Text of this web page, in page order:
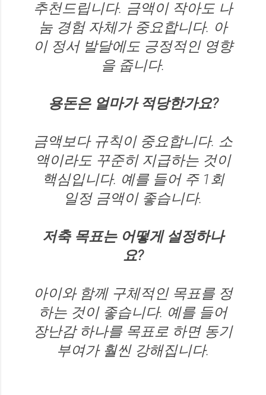
추천드립니다. 금액이 작아도 나
눔 경험 자체가 중요합니다. 아
이 정서 발달에도 긍정적인 영향
을 줍니다.
용돈은 얼마가 적당한가요?
금액보다 규칙이 중요합니다. 소
액이라도 꾸준히 지급하는 것이
핵심입니다. 예를 들어 주 1회
일정 금액이 좋습니다.
저축 목표는 어떻게 설정하나
요?
아이와 함께 구체적인 목표를 정
하는 것이 좋습니다. 예를 들어
장난감 하나를 목표로 하면 동기
부여가 훨씬 강해집니다.